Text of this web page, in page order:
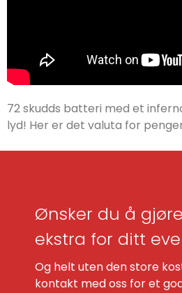
72 skudds batteri med et
lyd! Her er det valuta for
Ønsker du å
ekstra for ditt
Og helt uten den store
kontakt med oss for et